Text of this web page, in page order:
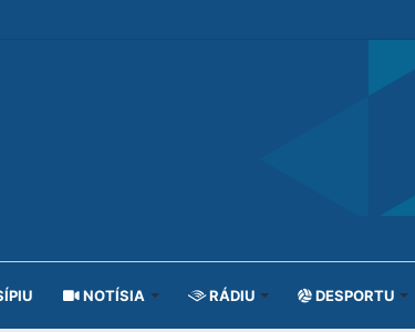
NOTÍSIA RÁDIU DESPORTU